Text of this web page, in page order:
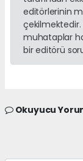
editörlerinin
çekilmektedir.
muhataplar
bir editörü
Okuyucu